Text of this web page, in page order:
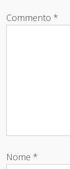
Commento*
Nome*